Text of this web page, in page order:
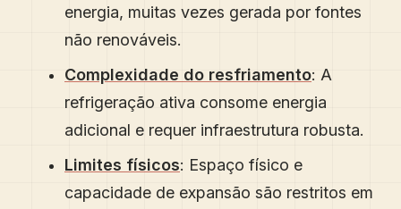
energia, muitas vezes gerada por fontes
não renováveis.
Complexidade do resfriamento: A
refrigeração ativa consome energia
adicional e requer infraestrutura robusta.
Limites físicos: Espaço físico e
capacidade de expansão são restritos em